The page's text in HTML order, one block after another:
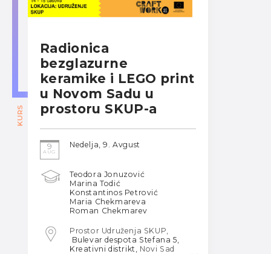
KURS
Radionica
bezglazurne
keramike i LEGO print
u Novom Sadu u
prostoru SKUP-a
9
AUG
Nedelja, 9. Avgust
Teodora Jonuzović
Marina Todić
Konstantinos Petrović
Maria Chekmareva
Roman Chekmarev
Prostor Udruženja SKUP,
Bulevar despota Stefana 5,
Kreativni distrikt,
Novi Sad